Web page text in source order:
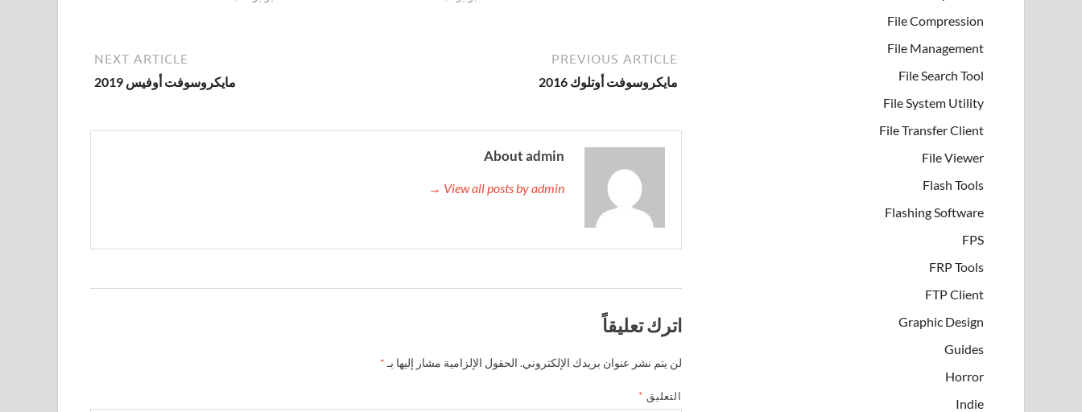
PREVIOUS ARTICLE
مايكروسوفت أوتلوك 2016
NEXT ARTICLE
مايكروسوفت أوفيس 2019
About admin
View all posts by admin →
اترك تعليقاً
لن يتم نشر عنوان بريدك الإلكتروني. الحقول الإلزامية مشار إليها بـ *
التعليق *
File Compression
File Management
File Search Tool
File System Utility
File Transfer Client
File Viewer
Flash Tools
Flashing Software
FPS
FRP Tools
FTP Client
Graphic Design
Guides
Horror
Indie